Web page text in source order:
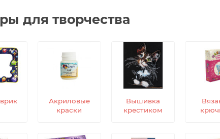
для творчества
Акриловые
краски
Вышивка
крестиком